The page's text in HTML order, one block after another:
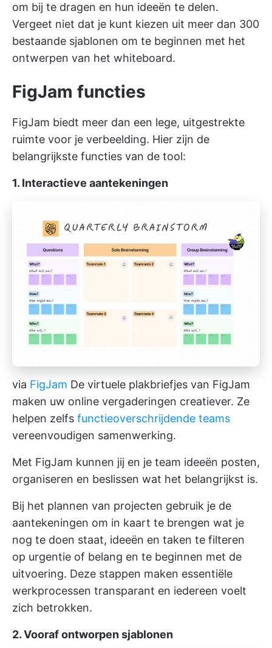
om bij te dragen en hun ideeën te delen.
Vergeet niet dat je kunt kiezen uit meer dan 300
bestaande sjablonen om te beginnen met het
ontwerpen van het whiteboard.
FigJam functies
FigJam biedt meer dan een lege, uitgestrekte
ruimte voor je verbeelding. Hier zijn de
belangrijkste functies van de tool:
1. Interactieve aantekeningen
via FigJam De virtuele plakbriefjes van FigJam
maken uw online vergaderingen creatiever. Ze
helpen zelfs functieoverschrijdende teams
vereenvoudigen samenwerking.
Met FigJam kunnen jij en je team ideeën posten,
organiseren en beslissen wat het belangrijkst is.
Bij het plannen van projecten gebruik je de
aantekeningen om in kaart te brengen wat je
nog te doen staat, ideeën en taken te filteren
op urgentie of belang en te beginnen met de
uitvoering. Deze stappen maken essentiële
werkprocessen transparant en iedereen voelt
zich betrokken.
2. Vooraf ontworpen sjablonen